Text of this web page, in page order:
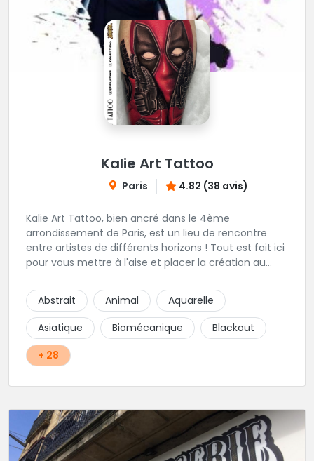
Kalie Art Tattoo
Paris 4.82 (38 avis)
Kalie Art Tattoo, bien ancré dans le 4ème
arrondissement de Paris, est un lieu de rencontre
entre artistes de différents horizons ! Tout est fait ici
pour vous mettre à l'aise et placer la création au
Abstrait
Animal
Aquarelle
Asiatique
Biomécanique
Blackout
+ 28